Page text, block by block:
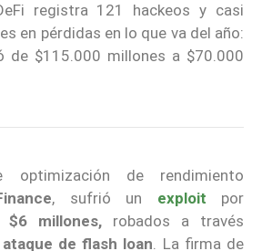
registra 121 hackeos y casi
en pérdidas en lo que va del año:
de $115.000 millones a $70.000
de rendimiento
, sufrió un exploit por
$6 millones, robados a través
ataque de flash loan. La firma de